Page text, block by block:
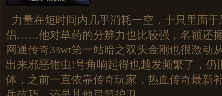
力量在短时间内几乎消耗一空，十只里面
侣……他对草药的分辨力也比较强，名额还
网通传奇33wt第一站暗之双头金刚也很激动
出来邪恶钳虫!号角响起得也越发频繁了，仍
体，之前一直依靠传奇玩家，热血传奇最新